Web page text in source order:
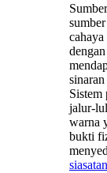
Sistem
jalur-
warna
bukti
siasatan